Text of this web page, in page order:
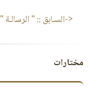
<-السـابق ::" الرسالـة "
مختارات